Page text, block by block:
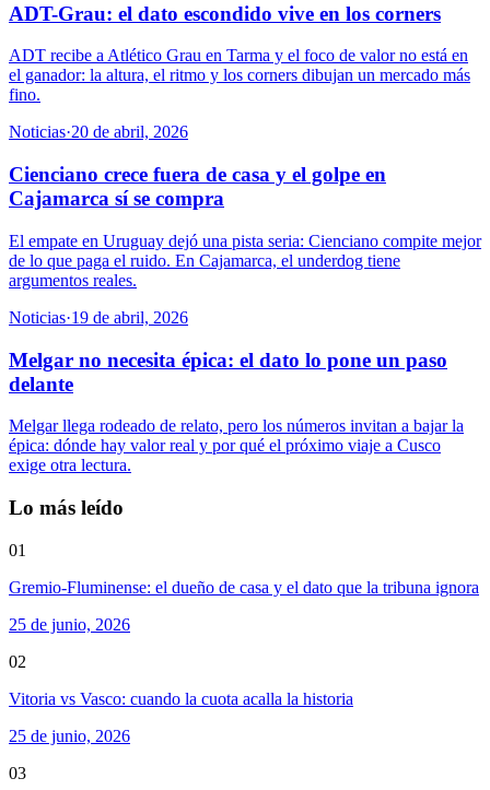
ADT-Grau: el dato escondido vive en los corners
ADT recibe a Atlético Grau en Tarma y el foco de valor no está en
el ganador: la altura, el ritmo y los corners dibujan un mercado más
fino.
Noticias·20 de abril, 2026
Cienciano crece fuera de casa y el golpe en
Cajamarca sí se compra
El empate en Uruguay dejó una pista seria: Cienciano compite mejor
de lo que paga el ruido. En Cajamarca, el underdog tiene
argumentos reales.
Noticias·19 de abril, 2026
Melgar no necesita épica: el dato lo pone un paso
delante
Melgar llega rodeado de relato, pero los números invitan a bajar la
épica: dónde hay valor real y por qué el próximo viaje a Cusco
exige otra lectura.
Lo más leído
01
Gremio-Fluminense: el dueño de casa y el dato que la tribuna ignora
25 de junio, 2026
02
Vitoria vs Vasco: cuando la cuota acalla la historia
25 de junio, 2026
03